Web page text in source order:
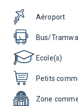
Aéroport
Bus/
Ecole(s)
Petits
Zone